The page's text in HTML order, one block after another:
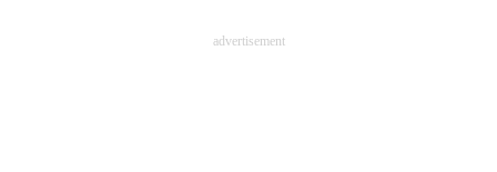
ITエンジニア向け専門サイトadvertisement